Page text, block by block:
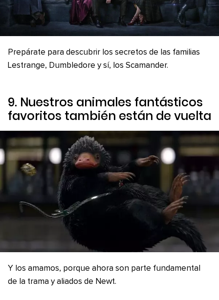
Prepárate para descubrir los secretos de las familias
Lestrange, Dumbledore y sí, los Scamander.
9. Nuestros animales fantásticos
favoritos también están de vuelta
Y los amamos, porque ahora son parte fundamental
de la trama y aliados de Newt.